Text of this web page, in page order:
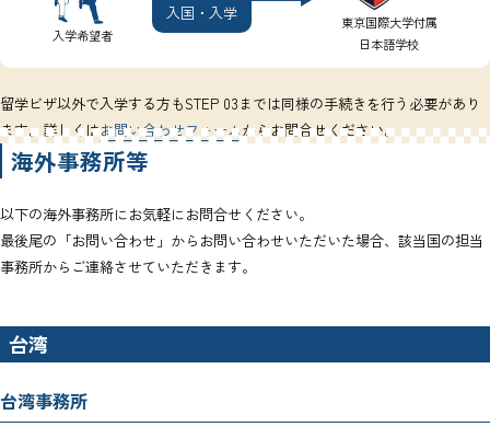
入学希望者
入国・入学
東京国際大学付属
日本語学校
留学ビザ以外で入学する方もSTEP 03までは同様の手続きを行う必要があり
ます。詳しくはお問い合わせフォームからお問合せください。
海外事務所等
以下の海外事務所にお気軽にお問合せください。
最後尾の「お問い合わせ」からお問い合わせいただいた場合、該当国の担当
事務所からご連絡させていただきます。
台湾
台湾事務所